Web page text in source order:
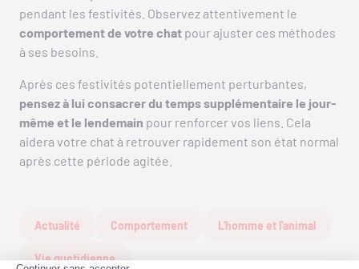
pendant les festivités. Observez attentivement le
comportement de votre chat pour ajuster ces méthodes
à ses besoins.
Après ces festivités potentiellement perturbantes,
pensez à lui consacrer du temps supplémentaire le jour-
même et le lendemain pour renforcer vos liens. Cela
aidera votre chat à retrouver rapidement son état normal
après cette période agitée.
Actualité Comportement L'homme et l'animal
Vie quotidienne